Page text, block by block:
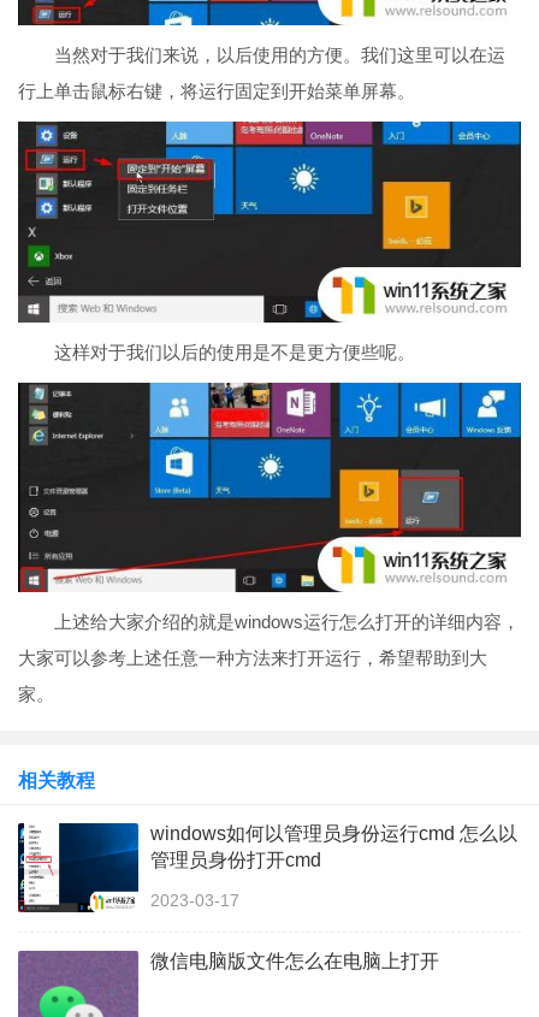
当然对于我们来说，以后使用的方便。我们这里可以在运
行上单击鼠标右键，将运行固定到开始菜单屏幕。
这样对于我们以后的使用是不是更方便些呢。
上述给大家介绍的就是windows运行怎么打开的详细内容，
大家可以参考上述任意一种方法来打开运行，希望帮助到大
家。
相关教程
windows如何以管理员身份运行cmd 怎么以
管理员身份打开cmd
2023-03-17
微信电脑版文件怎么在电脑上打开